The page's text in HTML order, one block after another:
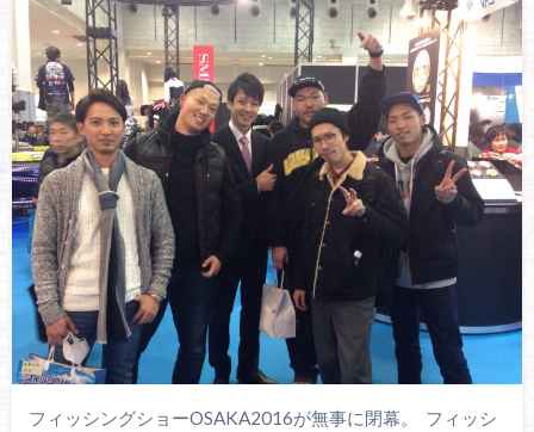
フィッシングショーOSAKA2016が無事に閉幕。 フィッシ